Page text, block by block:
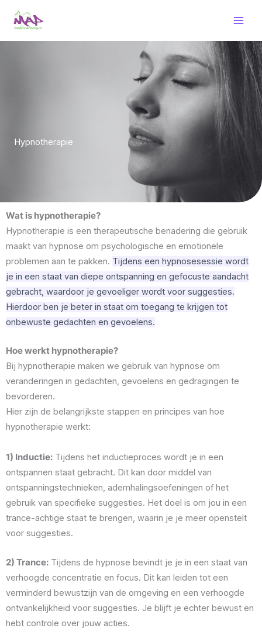
naar
Hypnotherapie
Wat is hypnotherapie?
Hypnotherapie is een therapeutische benadering die gebruik
maakt van hypnose om psychologische en emotionele
problemen aan te pakken. Tijdens een hypnosesessie wordt
je in een staat van diepe ontspanning en gefocuste aandacht
gebracht, waardoor je gevoeliger wordt voor suggesties.
Hierdoor ben je beter in staat om toegang te krijgen tot
onbewuste gedachten en gevoelens.
Hoe werkt hypnotherapie?
Bij hypnotherapie maken we gebruik van hypnose om
veranderingen in gedachten, gevoelens en gedragingen te
bevorderen.
Hier zijn de belangrijkste stappen en principes van hoe
hypnotherapie werkt:
1) Inductie: Tijdens het inductieproces wordt je in een
ontspannen staat gebracht. Dit kan door middel van
ontspanningstechnieken, ademhalingsoefeningen of het
gebruik van specifieke suggesties. Het doel is om jou in een
trance-achtige staat te brengen, waarin je je meer openstelt
voor suggesties.
2) Trance: Tijdens de hypnose bevindt je je in een staat van
verhoogde concentratie en focus. Dit kan leiden tot een
verminderd bewustzijn van de omgeving en een verhoogde
ontvankelijkheid voor suggesties. Je blijft je echter bewust en
hebt controle over jouw acties.